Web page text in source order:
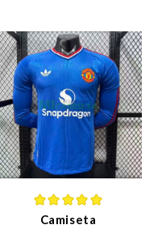
Camiseta